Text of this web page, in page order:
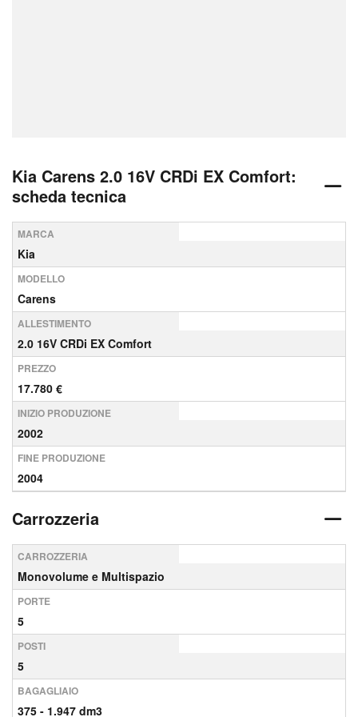
Kia Carens 2.0 16V CRDi EX Comfort:
scheda tecnica
MARCA
Kia
MODELLO
Carens
ALLESTIMENTO
2.0 16V CRDi EX Comfort
PREZZO
17.780 €
INIZIO PRODUZIONE
2002
FINE PRODUZIONE
2004
Carrozzeria
CARROZZERIA
Monovolume e Multispazio
PORTE
5
POSTI
5
BAGAGLIAIO
375 - 1.947 dm3